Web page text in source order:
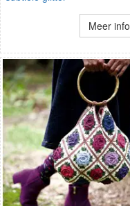
Meer info